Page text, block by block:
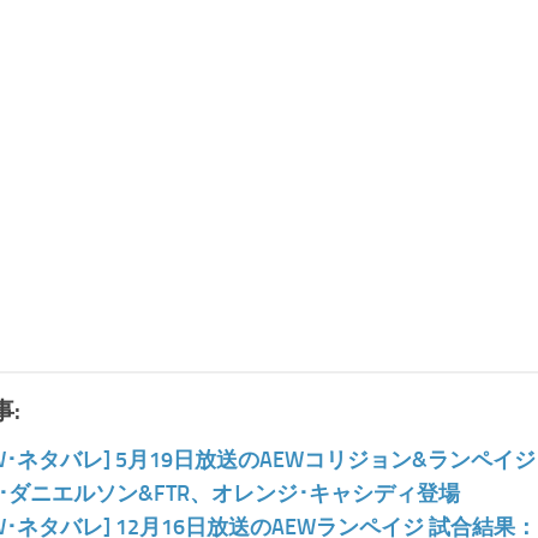
:
･ネタバレ] 5月19日放送のAEWコリジョン&ランペイ
ダニエルソン&FTR、オレンジ･キャシディ登場
･ネタバレ] 12月16日放送のAEWランペイジ 試合結果